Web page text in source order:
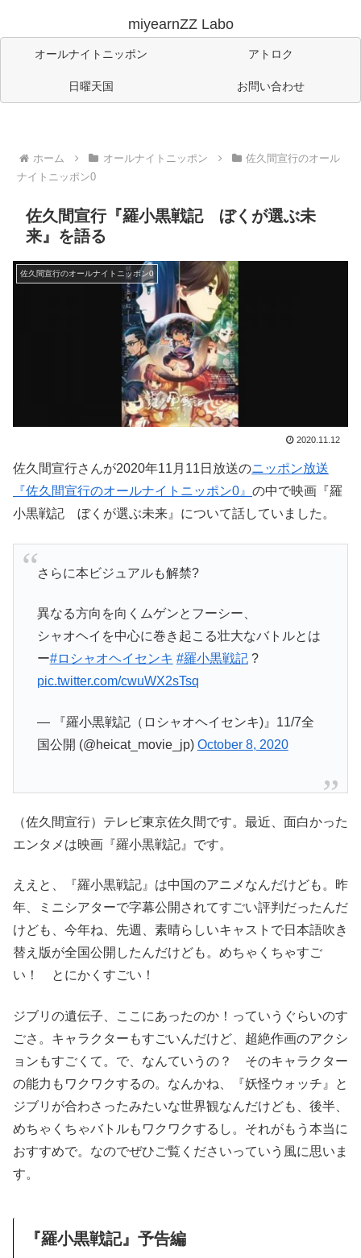
miyearnZZ Labo
オールナイトニッポン アトロク
日曜天国 お問い合わせ
ホーム オールナイトニッポン
佐久間宣行のオール
ナイトニッポン0
佐久間宣行『羅小黒戦記 ぼくが選ぶ未
来』を語る
佐久間宣行のオールナイトニッポン0
2020.11.12
佐久間宣行さんが2020年11月11日放送のニッポン放送
『佐久間宣行のオールナイトニッポン0』 の中で映画『羅
小黒戦記 ぼくが選ぶ未来』について話していました。
さらに本ビジュアルも解禁?
異なる方向を向くムゲンとフーシー、
シャオヘイを中心に巻き起こる壮大なバトルとは
ー#ロシャオヘイセンキ #羅小黒戦記?
pic.twitter.com/cwuWX2sTsq
— 『羅小黒戦記（ロシャオヘイセンキ)』11/7全
国公開 (@heicat_movie_jp) October 8, 2020
（佐久間宣行）テレビ東京佐久間です。最近、面白かった
エンタメは映画『羅小黒戦記』です。
ええと、『羅小黒戦記』は中国のアニメなんだけども。昨
年、ミニシアターで字幕公開されてすごい評判だったんだ
けども、今年ね、先週、素晴らしいキャストで日本語吹き
替え版が全国公開したんだけども。めちゃくちゃすご
い！ とにかくすごい！
ジブリの遺伝子、ここにあったのか！っていうぐらいのす
ごさ。キャラクターもすごいんだけど、超絶作画のアクシ
ョンもすごくて。で、なんていうの？ そのキャラクター
の能力もワクワクするの。なんかね、『妖怪ウォッチ』と
ジブリが合わさったみたいな世界観なんだけども、後半、
めちゃくちゃバトルもワクワクするし。それがもう本当に
おすすめで。なのでぜひご覧くださいっていう風に思いま
す。
『羅小黒戦記』予告編